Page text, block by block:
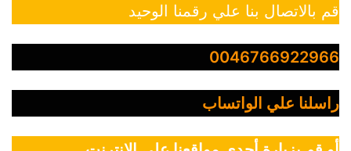
قم بالاتصال بنا علي رقمنا الوحيد
0046766922966
راسلنا علي الواتساب